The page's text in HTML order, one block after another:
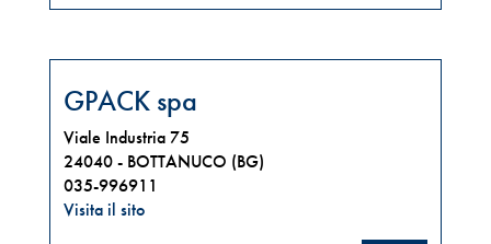
GPACK spa
Viale Industria 75
24040 - BOTTANUCO (BG)
035-996911
Visita il sito